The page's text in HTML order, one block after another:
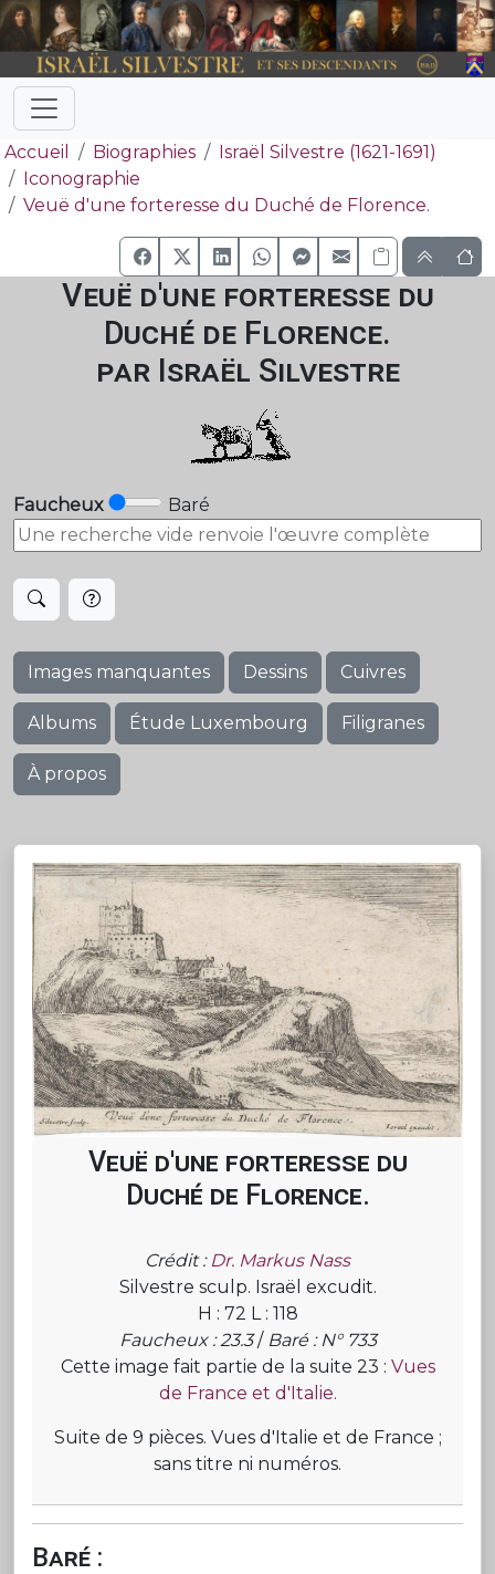
Accueil Biographies
Israël Silvestre (1621-1691)
Iconographie
Veuë d'une forteresse du Duché de Florence.
Veuë d'une forteresse du
Duché de Florence.
par Israël Silvestre
Faucheux Baré
Images manquantes Dessins Cuivres
Albums Étude Luxembourg Filigranes
À propos
Veuë d'une forteresse du
Duché de Florence.
Crédit : Dr. Markus Nass
Silvestre sculp. Israël excudit.
H : 72 L : 118
Faucheux : 23.3/ Baré : N° 733
Cette image fait partie de la suite 23 : Vues
de France et d'Italie.
Suite de 9 pièces. Vues d'Italie et de France ;
sans titre ni numéros.
Baré :